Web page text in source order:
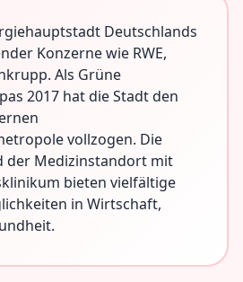
Deutschlands
Konzerne wie RWE,
Als Grüne
2017 hat die Stadt den
vollzogen. Die
der Medizinstandort mit
bieten vielfältige
in Wirtschaft,